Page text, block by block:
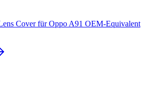
Cover für Oppo A91 OEM-Equivalent